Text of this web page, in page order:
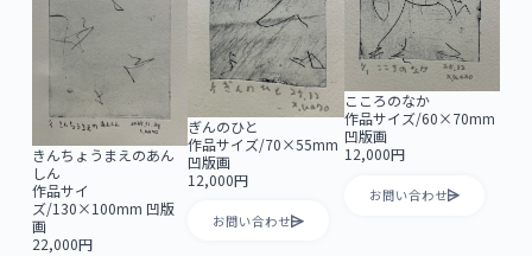
きんちょうまえのあん
しん
作品サイ
ズ/130×100mm 凹版
画
22,000円
ぎんのひと
作品サイズ/70×55mm
凹版画
12,000円
お問い合わせ
こころのなか
作品サイズ/60×70mm
凹版画
12,000円
お問い合わせ